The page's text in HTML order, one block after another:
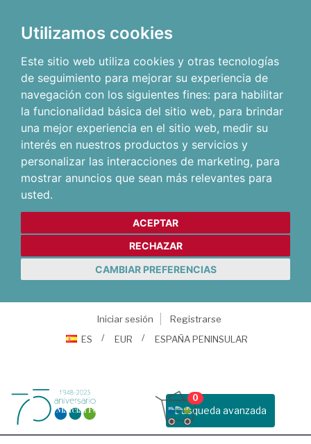
Utilizamos cookies
Este sitio web utiliza cookies y otras tecnologías
de seguimiento para mejorar su experiencia de
navegación con los siguientes fines: para habilitar
la funcionalidad básica del sitio web, para brindar
una mejor experiencia en el sitio web, medir su
interés en nuestros productos y servicios y
personalizar las interacciones de marketing, para
mostrar anuncios que sean más relevantes para
usted.
ACEPTAR
RECHAZAR
CAMBIAR PREFERENCIAS
Iniciar sesión
Registrarse
ES
EUR ESPAÑA PENINSULAR
Busqueda avanzada
0